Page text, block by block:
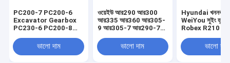
PC200-7 PC200-6
Excavator Gearbox
PC230-6 PC200-8
Gearbox 20Y-27-
00300
ভালো দাম
ওয়েইউ আর290 আর300
আর335 আর360 আর305-
9 আর305-7 আর290-7
গিয়ারবক্স রোটারি রিডাক্টর
31এন9-10181 31এন9-
ভালো দাম
Hyundai
WeiYou সুইং হ্রাস
Robex R210
10180 31N6-
ভালো দাম